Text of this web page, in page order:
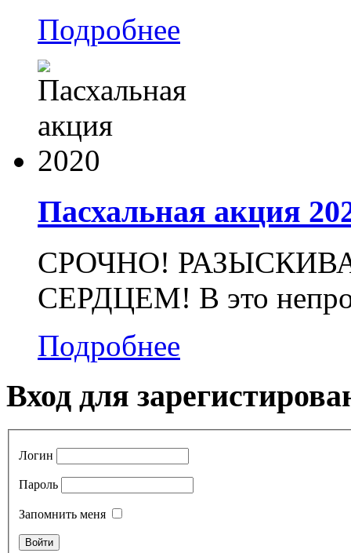
Подробнее
Пасхальная акция
СРОЧНО!
СЕРДЦЕМ! В это
Подробнее
Вход для
Логин
Пароль
Запомнить меня